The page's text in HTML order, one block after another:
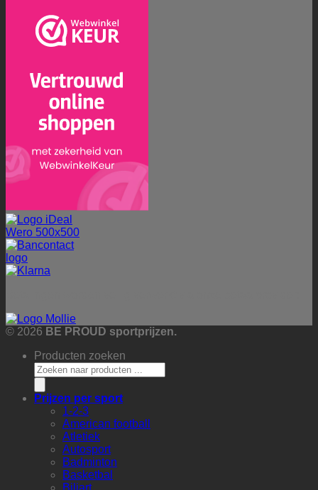
© 2026 BE PROUD sportprijzen.
Producten zoeken
Prijzen per sport
1-2-3
American football
Atletiek
Autosport
Badminton
Basketbal
Biljart